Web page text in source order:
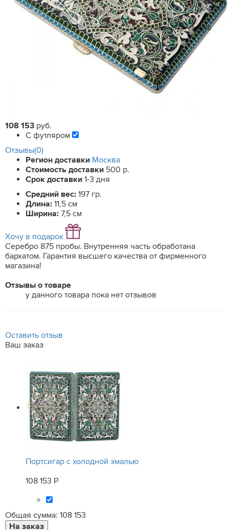
108 153 руб.
С футляром
Отзывы(0)
Регион доставки Москва
Стоимость доставки 500 р.
Срок доставки 1-3 дня
Средний вес: 197 гр.
Длина: 11,5 см
Ширина: 7,5 см
Хочу в подарок
Серебро 875 пробы. Внутренняя часть обработана
бархатом. Гарантия высшего качества от фирменного
магазина!
Отзывы о товаре
у данного товара пока нет отзывов
Оставить отзыв
Ваш заказ
Портсигар с холодной эмалью
108 153 Р
Общая сумма: 108 153